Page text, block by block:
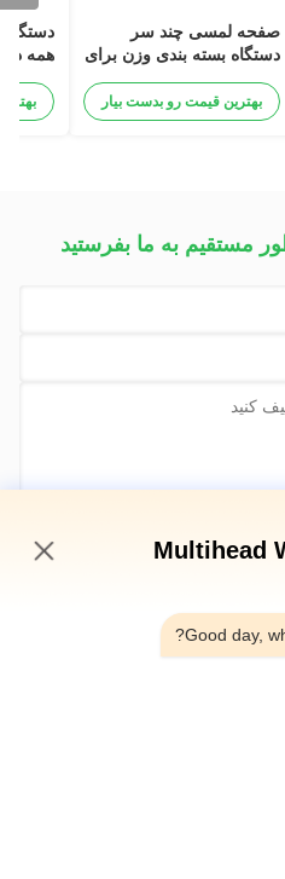
صفحه لمسی چند سر
دستگاه بسته بندی وزن برای
کیسه بیسکویت تخم مرغ
بهترین قیمت رو بدست بیار
همه در
کیلو
مستقیم به ما بفرستید
کن
Multihead
Good day,